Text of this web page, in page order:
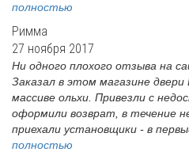
полностью
Римма
27 ноября 2017
Ни одного плохого отзыва на
Заказал в этом магазине двери
массиве ольхи. Привезли с
оформили возврат, в течение
приехали установщики - в
полностью